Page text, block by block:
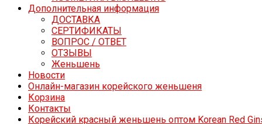
Дополнительная информация
ДОСТАВКА
СЕРТИФИКАТЫ
ВОПРОС / ОТВЕТ
ОТЗЫВЫ
Женьшень
Новости
Онлайн-магазин корейского женьшеня
Корзина
Контакты
Корейский красный женьшень оптом Korean Red